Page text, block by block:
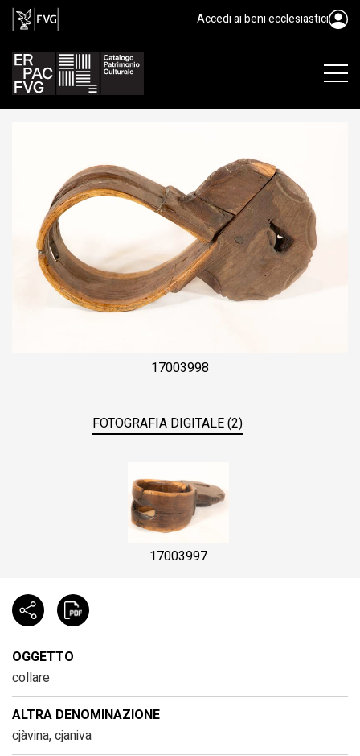
collare, cjàvina Accedi ai beni ecclesiastici
17003998
FOTOGRAFIA DIGITALE (2)
17003997
OGGETTO
collare
ALTRA DENOMINAZIONE
cjàvina, cjaniva